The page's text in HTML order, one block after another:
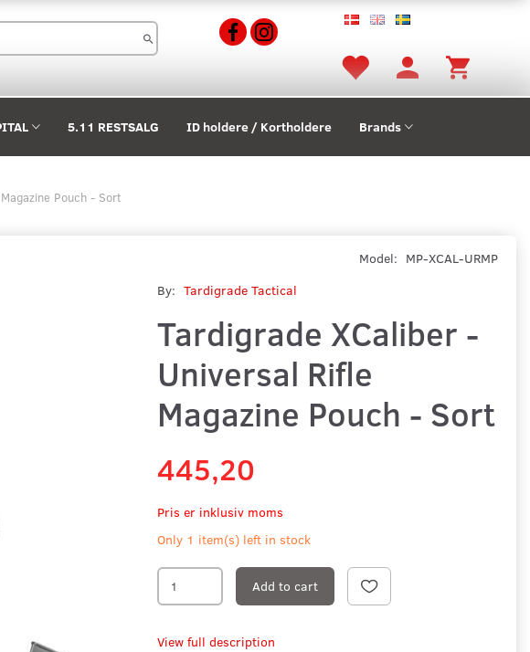
5.11 RESTSALG ID holdere / Kortholdere Brands
Pouch - Sort
Model: MP-XCAL-URMP
By: Tardigrade Tactical
Tardigrade XCaliber -
Universal Rifle
Magazine Pouch - Sort
445,20
Pris er inklusiv moms
Only 1 item(s) left in stock
Add to cart
View full description